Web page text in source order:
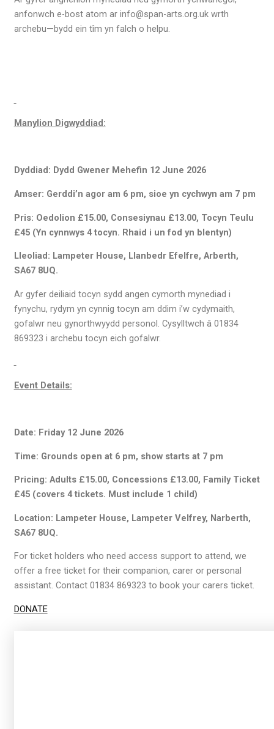
anfonwch e-bost atom ar info@span-arts.org.uk wrth
archebu—bydd ein tîm yn falch o helpu.
Manylion Digwyddiad:
Dyddiad: Dydd Gwener Mehefin 12 June 2026
Amser: Gerddi’n agor am 6 pm, sioe yn cychwyn am 7 pm
Pris: Oedolion £15.00, Consesiynau £13.00, Tocyn Teulu
£45 (Yn cynnwys 4 tocyn. Rhaid i un fod yn blentyn)
Lleoliad: Lampeter House, Llanbedr Efelfre, Arberth,
SA67 8UQ.
Ar gyfer deiliaid tocyn sydd angen cymorth mynediad i
fynychu, rydym yn cynnig tocyn am ddim i’w cydymaith,
gofalwr neu gynorthwyydd personol. Cysylltwch â 01834
869323 i archebu tocyn eich gofalwr.
Event Details:
Date: Friday 12 June 2026
Time: Grounds open at 6 pm, show starts at 7 pm
Pricing: Adults £15.00, Concessions £13.00, Family Ticket
£45 (covers 4 tickets. Must include 1 child)
Location: Lampeter House, Lampeter Velfrey, Narberth,
SA67 8UQ.
For ticket holders who need access support to attend, we
offer a free ticket for their companion, carer or personal
assistant. Contact 01834 869323 to book your carers ticket.
DONATE